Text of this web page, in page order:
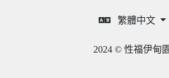
繁體中文
2024 © 性福伊甸園